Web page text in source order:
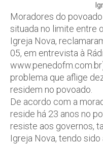
Moradores do
situada no limite entre
Igreja Nova,
05, em entrevista à
problema que aflige
residem no povoado.
De acordo com a
reside há 23 anos no
resiste aos governos,
Igreja Nova, tendo